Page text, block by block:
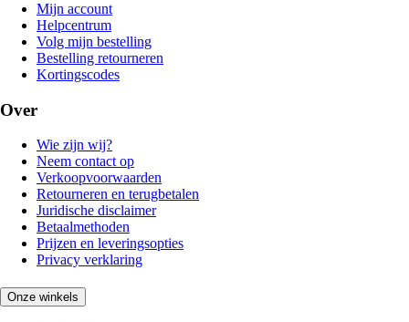
Mijn account
Helpcentrum
Volg mijn bestelling
Bestelling retourneren
Kortingscodes
Over
Wie zijn wij?
Neem contact op
Verkoopvoorwaarden
Retourneren en terugbetalen
Juridische disclaimer
Betaalmethoden
Prijzen en leveringsopties
Privacy verklaring
Onze winkels